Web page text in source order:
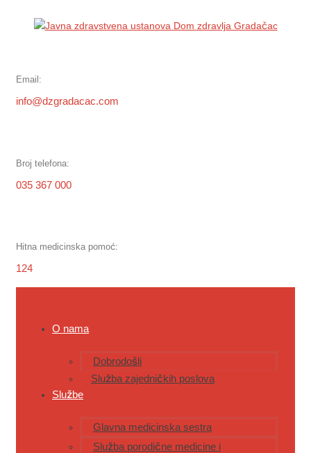
Email:
info@dzgradacac.com
Broj telefona:
035 367 000
Hitna medicinska pomoć:
124
O nama
Dobrodošli
Služba zajedničkih poslova
Službe
Glavna medicinska sestra
Služba porodične medicine i